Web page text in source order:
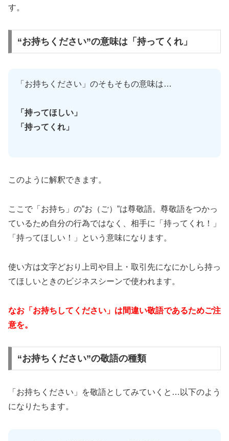
す。
“お持ちください”の意味は「持ってくれ」
「お持ちください」のそもそもの意味は…
「持ってほしい」
「持ってくれ」
このように解釈できます。
ここで「お持ち」の”お（ご）”は尊敬語。尊敬語をつかっ
ているため自分の行為ではなく、相手に「持ってくれ！」
「持ってほしい！」という意味になります。
使い方は文字どおり上司や目上・取引先になにかしら持っ
てほしいときのビジネスシーンで使われます。
なお「お持ちしてください」は間違い敬語であるためご注
意を。
“お持ちください”の敬語の種類
「お持ちください」を敬語としてみていくと…以下のよう
になりたちます。